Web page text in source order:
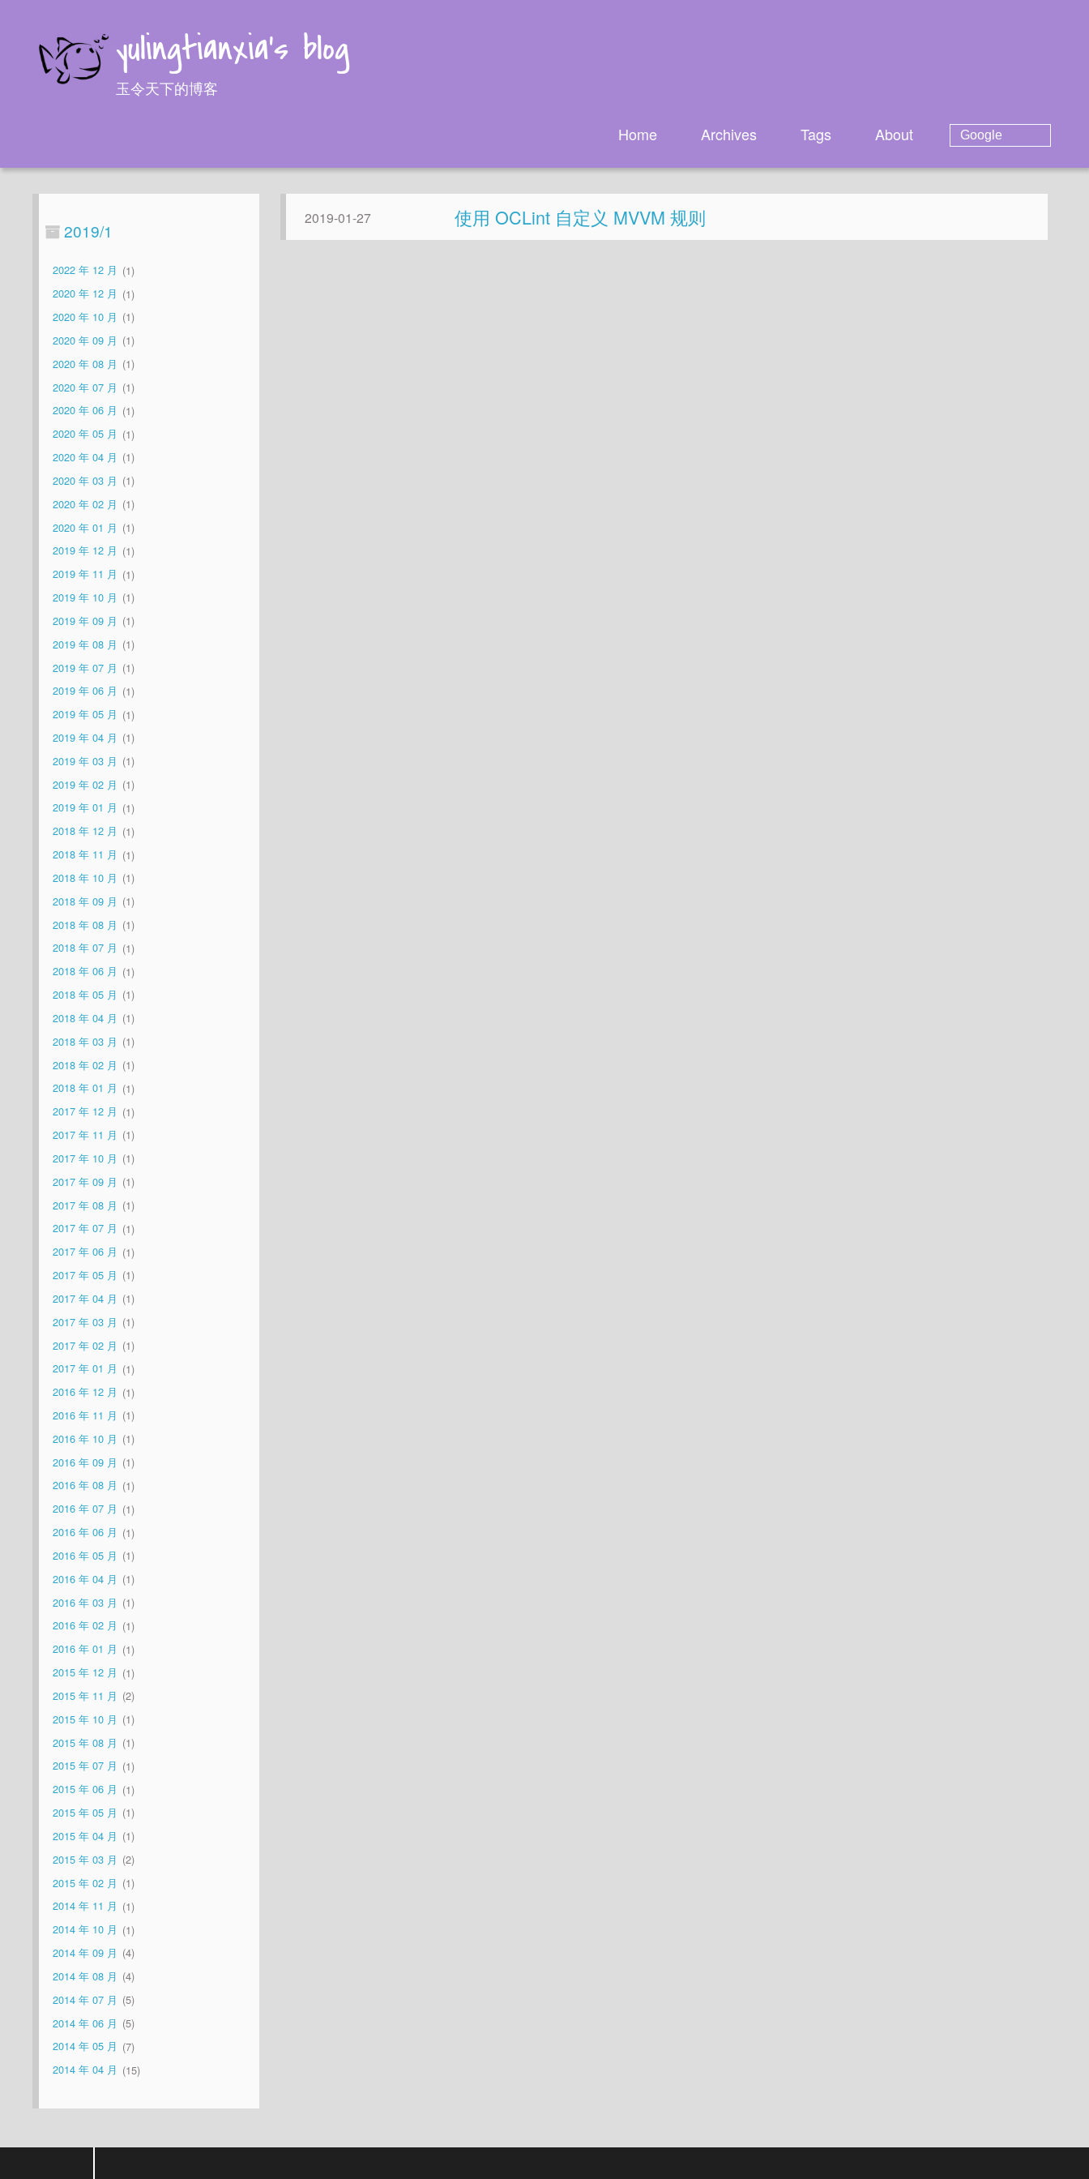
yulingtianxia's blog
玉令天下的博客
Home Archives Tags About
2019/1
2022 年 12 月
1
2020 年 12 月
1
2020 年 10 月
1
2020 年 09 月
1
2020 年 08 月
1
2020 年 07 月
1
2020 年 06 月
1
2020 年 05 月
1
2020 年 04 月
1
2020 年 03 月
1
2020 年 02 月
1
2020 年 01 月
1
2019 年 12 月
1
2019 年 11 月
1
2019 年 10 月
1
2019 年 09 月
1
2019 年 08 月
1
2019 年 07 月
1
2019 年 06 月
1
2019 年 05 月
1
2019 年 04 月
1
2019 年 03 月
1
2019 年 02 月
1
2019 年 01 月
1
2018 年 12 月
1
2018 年 11 月
1
2018 年 10 月
1
2018 年 09 月
1
2018 年 08 月
1
2018 年 07 月
1
2018 年 06 月
1
2018 年 05 月
1
2018 年 04 月
1
2018 年 03 月
1
2018 年 02 月
1
2018 年 01 月
1
2017 年 12 月
1
2017 年 11 月
1
2017 年 10 月
1
2017 年 09 月
1
2017 年 08 月
1
2017 年 07 月
1
2017 年 06 月
1
2017 年 05 月
1
2017 年 04 月
1
2017 年 03 月
1
2017 年 02 月
1
2017 年 01 月
1
2016 年 12 月
1
2016 年 11 月
1
2016 年 10 月
1
2016 年 09 月
1
2016 年 08 月
1
2016 年 07 月
1
2016 年 06 月
1
2016 年 05 月
1
2016 年 04 月
1
2016 年 03 月
1
2016 年 02 月
1
2016 年 01 月
1
2015 年 12 月
1
2015 年 11 月
2
2015 年 10 月
1
2015 年 08 月
1
2015 年 07 月
1
2015 年 06 月
1
2015 年 05 月
1
2015 年 04 月
1
2015 年 03 月
2
2015 年 02 月
1
2014 年 11 月
1
2014 年 10 月
1
2014 年 09 月
4
2014 年 08 月
4
2014 年 07 月
5
2014 年 06 月
5
2014 年 05 月
7
2014 年 04 月
15
2019-01-27 使用 OCLint 自定义 MVVM 规则